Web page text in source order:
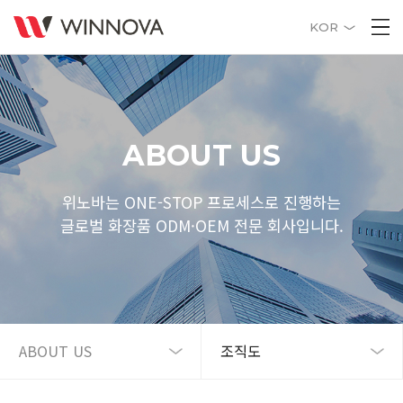
KOR
ABOUT US
위노바는 ONE-STOP 프로세스로 진행하는
글로벌 화장품 ODM·OEM 전문 회사입니다.
ABOUT US 조직도